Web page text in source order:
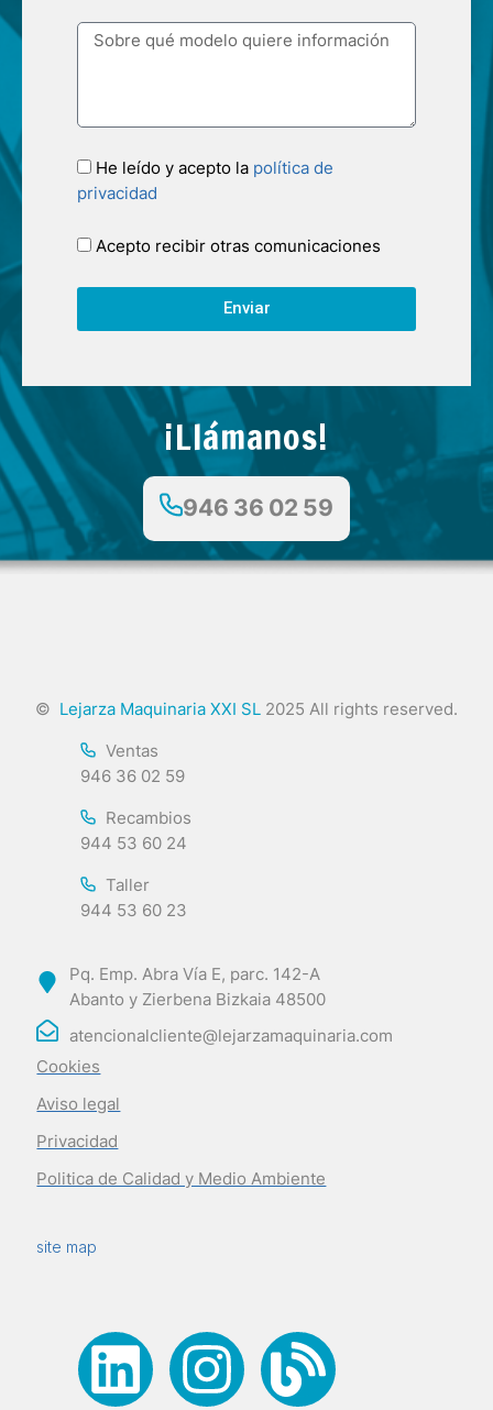
He leído y acepto la política de
privacidad
Acepto recibir otras comunicaciones
Enviar
¡Llámanos!
946 36 02 59
© Lejarza Maquinaria XXI SL 2025 All rights reserved.
Ventas
946 36 02 59
Recambios
944 53 60 24
Taller
944 53 60 23
Pq. Emp. Abra Vía E, parc. 142-A
Abanto y Zierbena Bizkaia 48500
atencionalcliente@lejarzamaquinaria.com
Cookies
Aviso legal
Privacidad
Politica de Calidad y Medio Ambiente
site map